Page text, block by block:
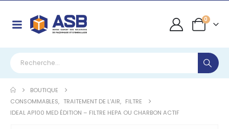
0
BOUTIQUE
CONSOMMABLES, TRAITEMENT DE L'AIR, FILTRE
IDEAL AP100 MED ÉDITION – FILTRE HEPA OU CHARBON ACTIF